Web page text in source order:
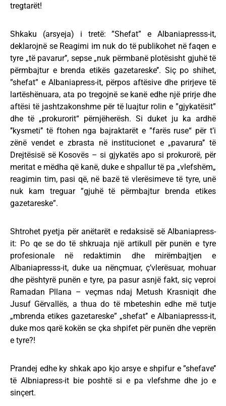
tregtarët!
Shkaku (arsyeja) i tretë: ”Shefat” e Albaniapresss-it,
deklarojnë se Reagimi im nuk do të publikohet në faqen e
tyre „të pavarur’’, sepse „nuk përmbanë plotësisht gjuhë të
përmbajtur e brenda etikës gazetareske’’. Siç po shihet,
”shefat” e Albaniapress-it, përpos aftësive dhe prirjeve të
lartëshënuara, ata po tregojnë se kanë edhe një prirje dhe
aftësi të jashtzakonshme për të luajtur rolin e ”gjykatësit”
dhe të „prokurorit“ përnjëherësh. Si duket ju ka ardhë
’’kysmeti’’ të ftohen nga bajraktarët e ”farës ruse“ për t’i
zënë vendet e zbrasta në institucionet e „pavarura’’ të
Drejtësisë së Kosovës – si gjykatës apo si prokurorë, për
meritat e mëdha që kanë, duke e shpallur të pa „vlefshëm„
reagimin tim, pasi që, në bazë të vlerësimeve të tyre, unë
nuk kam treguar ”gjuhë të përmbajtur brenda etikes
gazetareske”.
Shtrohet pyetja për anëtarët e redaksisë së Albaniapress-
it: Po qe se do të shkruaja një artikull për punën e tyre
profesionale në redaktimin dhe mirëmbajtjen e
Albaniapresss-it, duke ua nënçmuar, ç’vlerësuar, mohuar
dhe pështyrë punën e tyre, pa pasur asnjë fakt, siç veproi
Ramadan Pllana – veçmas ndaj Metush Krasniqit dhe
Jusuf Gërvallës, a thua do të mbeteshin edhe më tutje
„mbrenda etikes gazetareske” „shefat’’ e Albaniapresss-it,
duke mos qarë kokën se çka shpifet për punën dhe veprën
e tyre?!
Prandej edhe ky shkak apo kjo arsye e shpifur e ”shefave’’
të Albniapress-it bie poshtë si e pa vlefshme dhe jo e
sinçert.